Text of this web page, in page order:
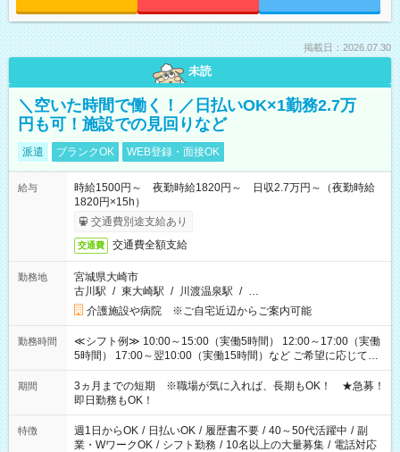
掲載日：2026.07.30
未読
＼空いた時間で働く！／日払いOK×1勤務2.7万
円も可！施設での見回りなど
派遣 ブランクOK WEB登録・面接OK
給与
時給1500円～ 夜勤時給1820円～ 日収2.7万円～（夜勤時給
1820円×15h）
交通費別途支給あり
交通費 交通費全額支給
勤務地
宮城県大崎市
古川駅 / 東大崎駅 / 川渡温泉駅 / …
介護施設や病院 ※ご自宅近辺からご案内可能
勤務時間
≪シフト例≫ 10:00～15:00（実働5時間） 12:00～17:00（実働
5時間） 17:00～翌10:00（実働15時間）など ご希望に応じて、
働く時間は調整できます！ お気軽に担当へ相談ください！
期間
3ヵ月までの短期 ※職場が気に入れば、長期もOK！ ★急募！
即日勤務もOK！
特徴 週1日からOK / 日払いOK / 履歴書不要 / 40～50代活躍中 / 副
業・WワークOK / シフト勤務 / 10名以上の大量募集 / 電話対応